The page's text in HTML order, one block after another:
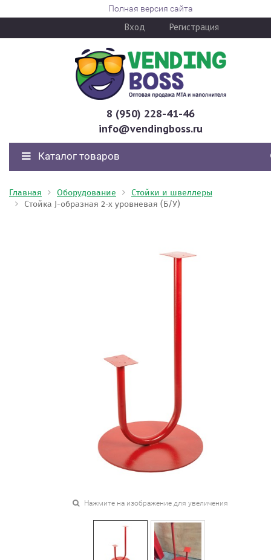
Полная версия сайта
Вход Регистрация
8 (950) 228-41-46
info@vendingboss.ru
Каталог товаров
Главная Оборудование
Стойки и швеллеры
Стойка J-образная 2-х уровневая (Б/У)
Нажмите на изображение для увеличения